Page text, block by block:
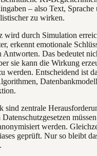
– also Text, Sprache
zu wirken.
wird durch Simulation
erkennt emotionale
Antworten. Das bedeutet
sie kann die Wirkung
werden. Entscheidend ist
sind zentrale
werden.
geprüft. Nur so bleibt